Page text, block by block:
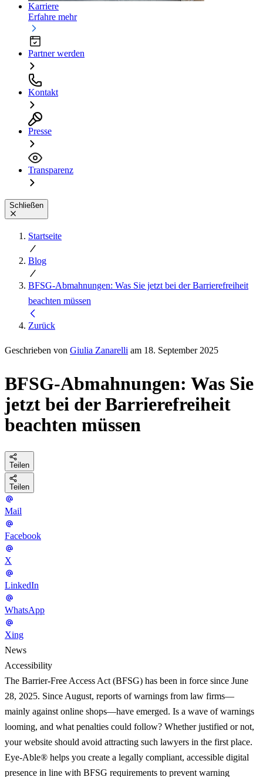
Karriere
Erfahre mehr
Partner werden
Kontakt
Presse
Transparenz
Schließen
Startseite
Blog
BFSG-Abmahnungen: Was Sie jetzt bei der Barrierefreiheit
beachten müssen
Zurück
Geschrieben von Giulia Zanarelli am 18. September 2025
BFSG-Abmahnungen: Was Sie
jetzt bei der Barrierefreiheit
beachten müssen
Teilen
Teilen
Mail
Facebook
X
LinkedIn
WhatsApp
Xing
News
Accessibility
The Barrier-Free Access Act (BFSG) has been in force since June
28, 2025. Since August, reports of warnings from law firms—
mainly against online shops—have emerged. Is a wave of warnings
looming, and what penalties could follow? Whether justified or not,
your website should avoid attracting such lawyers in the first place.
Eye-Able® helps you create a legally compliant, accessible digital
presence in line with BFSG requirements to prevent warning